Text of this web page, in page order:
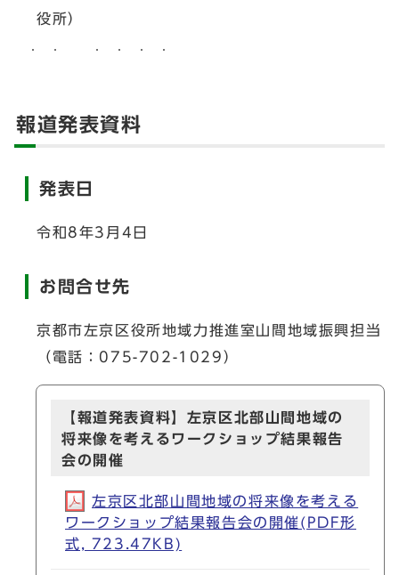
役所）
報道発表資料
発表日
令和8年3月4日
お問合せ先
京都市左京区役所地域力推進室山間地域振興担当
（電話：075-702-1029）
【報道発表資料】左京区北部山間地域の
将来像を考えるワークショップ結果報告
会の開催
左京区北部山間地域の将来像を考える
ワークショップ結果報告会の開催(PDF形
式, 723.47KB)